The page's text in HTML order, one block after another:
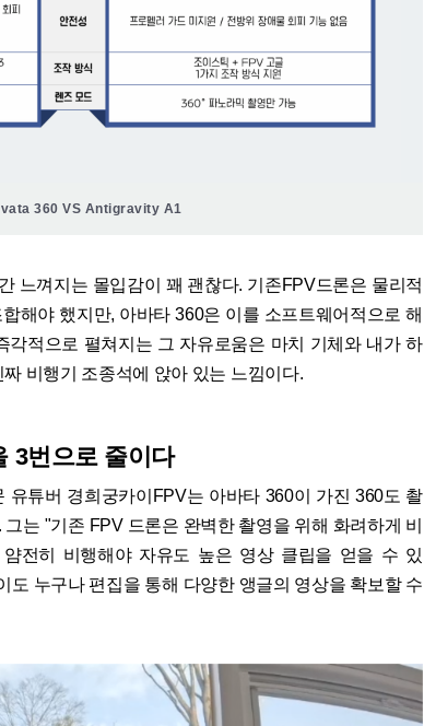
360 VS Antigravity A1
느껴지는 몰입감이 꽤 괜찮다. 기존FPV드론은 물리적
해야 했지만, 아바타 360은 이를 소프트웨어적으로 해
각적으로 펼쳐지는 그 자유로움은 마치 기체와 내가 하
비행기 조종석에 앉아 있는 느낌이다.
3번으로 줄이다
유튜버 경희궁카이FPV는 아바타 360이 가진 360도 촬
는 "기존 FPV 드론은 완벽한 촬영을 위해 화려하게 비
전히 비행해야 자유도 높은 영상 클립을 얻을 수 있
도 누구나 편집을 통해 다양한 앵글의 영상을 확보할 수